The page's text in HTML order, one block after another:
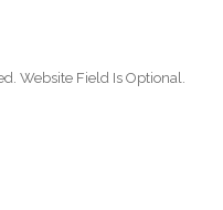
Website Field Is Optional.